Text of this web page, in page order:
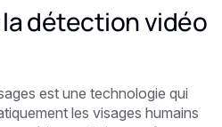
détection vidéo
est une technologie qui
les visages humains